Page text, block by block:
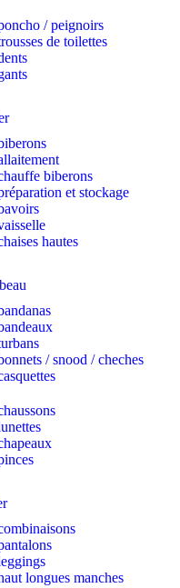
/ peignoirs
de toilettes
biberons
et stockage
hautes
/ snood / cheches
longues manches